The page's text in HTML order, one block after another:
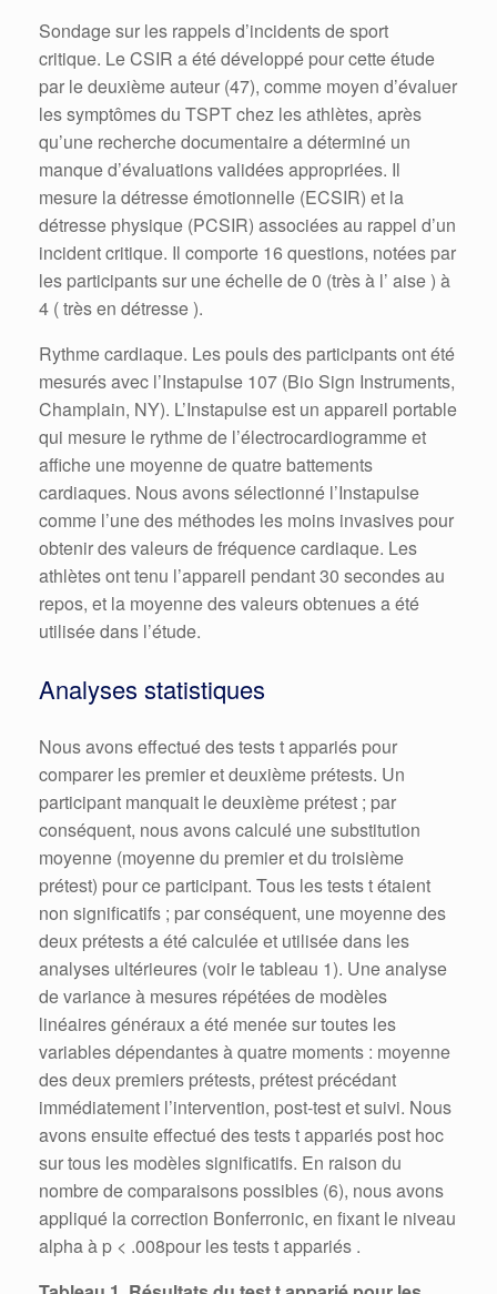
Sondage sur les rappels d’incidents de sport
critique. Le CSIR a été développé pour cette étude
par le deuxième auteur (47), comme moyen d’évaluer
les symptômes du TSPT chez les athlètes, après
qu’une recherche documentaire a déterminé un
manque d’évaluations validées appropriées. Il
mesure la détresse émotionnelle (ECSIR) et la
détresse physique (PCSIR) associées au rappel d’un
incident critique. Il comporte 16 questions, notées par
les participants sur une échelle de 0 (très à l’ aise ) à
4 ( très en détresse ).
Rythme cardiaque. Les pouls des participants ont été
mesurés avec l’Instapulse 107 (Bio Sign Instruments,
Champlain, NY). L’Instapulse est un appareil portable
qui mesure le rythme de l’électrocardiogramme et
affiche une moyenne de quatre battements
cardiaques. Nous avons sélectionné l’Instapulse
comme l’une des méthodes les moins invasives pour
obtenir des valeurs de fréquence cardiaque. Les
athlètes ont tenu l’appareil pendant 30 secondes au
repos, et la moyenne des valeurs obtenues a été
utilisée dans l’étude.
Analyses statistiques
Nous avons effectué des tests t appariés pour
comparer les premier et deuxième prétests. Un
participant manquait le deuxième prétest ; par
conséquent, nous avons calculé une substitution
moyenne (moyenne du premier et du troisième
prétest) pour ce participant. Tous les tests t étaient
non significatifs ; par conséquent, une moyenne des
deux prétests a été calculée et utilisée dans les
analyses ultérieures (voir le tableau 1). Une analyse
de variance à mesures répétées de modèles
linéaires généraux a été menée sur toutes les
variables dépendantes à quatre moments : moyenne
des deux premiers prétests, prétest précédant
immédiatement l’intervention, post-test et suivi. Nous
avons ensuite effectué des tests t appariés post hoc
sur tous les modèles significatifs. En raison du
nombre de comparaisons possibles (6), nous avons
appliqué la correction Bonferronic, en fixant le niveau
alpha à p < .008pour les tests t appariés .